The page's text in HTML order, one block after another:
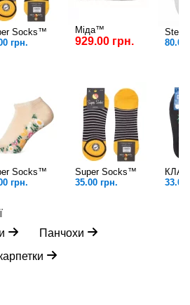
Socks™
грн.
Міда™
929.00 грн.
80.00
Socks™
грн.
Super Socks™
35.00 грн.
33.00
Панчохи